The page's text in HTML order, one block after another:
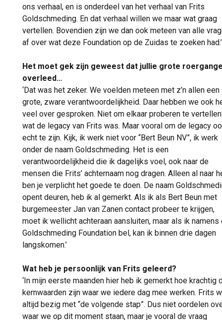
ons verhaal, en is onderdeel van het verhaal van Frits
Goldschmeding. En dat verhaal willen we maar wat graag
vertellen. Bovendien zijn we dan ook meteen van alle
af over wat deze Foundation op de Zuidas te zoeken had.’
Het moet gek zijn geweest dat jullie grote
overleed…
‘Dat was het zeker. We voelden meteen met z’n allen een
grote, zware verantwoordelijkheid. Daar hebben we ook
veel over gesproken. Niet om elkaar proberen te vertellen
wat de legacy van Frits was. Maar vooral om de legacy
echt te zijn. Kijk, ik werk niet voor “Bert Beun NV”, ik werk
onder de naam Goldschmeding. Het is een
verantwoordelijkheid die ik dagelijks voel, ook naar de
mensen die Frits’ achternaam nog dragen. Alleen al naar
ben je verplicht het goede te doen. De naam
opent deuren, heb ik al gemerkt. Als ik als Bert Beun met
burgemeester Jan van Zanen contact probeer te krijgen,
moet ik wellicht achteraan aansluiten, maar als ik namens
Goldschmeding Foundation bel, kan ik binnen drie dagen
langskomen.’
Wat heb je persoonlijk van Frits geleerd?
‘In mijn eerste maanden hier heb ik gemerkt hoe krachtig
kernwaarden zijn waar we iedere dag mee werken. Frits
altijd bezig met “de volgende stap”. Dus niet oordelen
waar we op dit moment staan, maar je vooral de vraag